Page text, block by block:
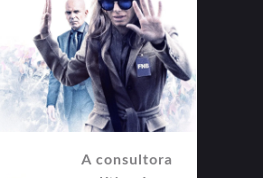
A consultora